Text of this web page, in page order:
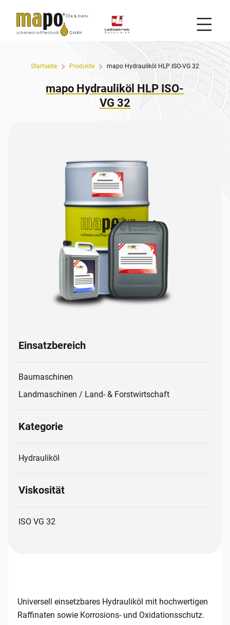
Startseite Produkte mapo Hydrauliköl HLP ISO-VG 32
mapo Hydrauliköl HLP ISO-
VG 32
Einsatzbereich
Baumaschinen
Landmaschinen / Land- & Forstwirtschaft
Kategorie
Hydrauliköl
Viskosität
ISO VG 32
Universell einsetzbares Hydrauliköl mit hochwertigen
Raffinaten sowie Korrosions- und Oxidationsschutz.